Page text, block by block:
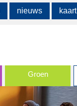
nieuws kaart
Groen